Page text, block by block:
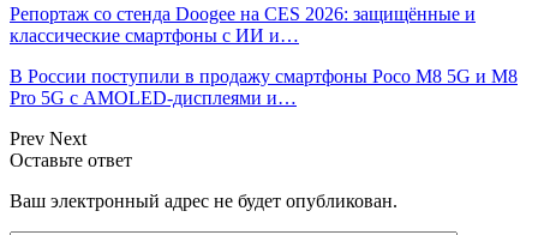
Репортаж со стенда Doogee на CES 2026: защищённые и
классические смартфоны с ИИ и…
В России поступили в продажу смартфоны Poco M8 5G и M8
Pro 5G с AMOLED-дисплеями и…
Prev Next
Оставьте ответ
Ваш электронный адрес не будет опубликован.